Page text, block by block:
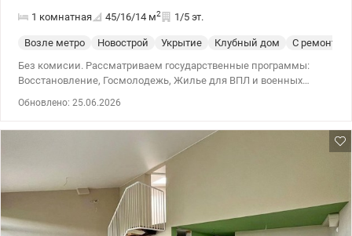
1 комнатная 45/16/14 м2 1/5 эт.
Возле метро Новострой Укрытие Клубный дом
С ремонтом
Без комисии. Рассматриваем государственные программы:
Восстановление, Госмолодежь, Жилье для ВПЛ и военных
Расположена на 1 этаже 5-ти этажного утепленного дома. За
счет того что есть цокольный этаж, квартира находится высоко
над землей и поэтому теплая. Общая площадь 44,3 кв.м.
Комплекс с закрытой территорией, камерами
видеонаблюдения, с большим паркингом. Находится среди
парков и сквера. Рядом с ЖК находятся: детский сад, учебные
заведения, спортивный комплекс, магазины, кафе, банкоматы,
Обновлено: 25.06.2026